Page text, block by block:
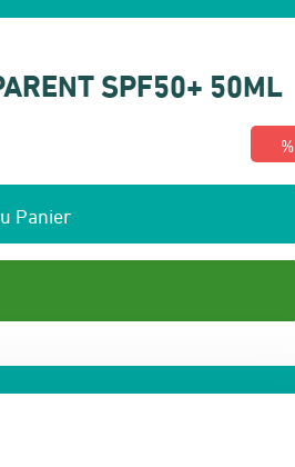
SPF50+ 50ML
%
Panier